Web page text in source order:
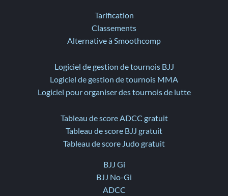
Tarification
Classements
Alternative à Smoothcomp
Logiciel de gestion de tournois BJJ
Logiciel de gestion de tournois MMA
Logiciel pour organiser des tournois de lutte
Tableau de score ADCC gratuit
Tableau de score BJJ gratuit
Tableau de score Judo gratuit
BJJ Gi
BJJ No-Gi
ADCC